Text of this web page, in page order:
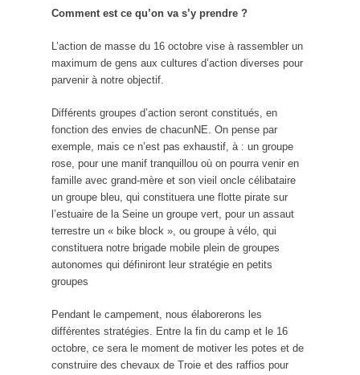
Comment est ce qu’on va s’y prendre ?
L’action de masse du 16 octobre vise à rassembler un
maximum de gens aux cultures d’action diverses pour
parvenir à notre objectif.
Différents groupes d’action seront constitués, en
fonction des envies de chacunNE. On pense par
exemple, mais ce n’est pas exhaustif, à : un groupe
rose, pour une manif tranquillou où on pourra venir en
famille avec grand-mère et son vieil oncle célibataire
un groupe bleu, qui constituera une flotte pirate sur
l’estuaire de la Seine un groupe vert, pour un assaut
terrestre un « bike block », ou groupe à vélo, qui
constituera notre brigade mobile plein de groupes
autonomes qui définiront leur stratégie en petits
groupes
Pendant le campement, nous élaborerons les
différentes stratégies. Entre la fin du camp et le 16
octobre, ce sera le moment de motiver les potes et de
construire des chevaux de Troie et des raffios pour